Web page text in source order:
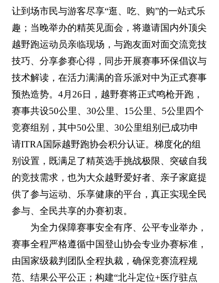
让到场市民与游客尽享“逛、吃、购”的一站式乐
趣；当晚举办的精英见面会，将邀请国内外顶尖
越野跑运动员亲临现场，与跑友面对面交流竞技
技巧、分享参赛心得，同步开展赛事环保倡议与
技术解读，在活力满满的音乐派对中为正式赛事
预热造势。4月26日，越野赛将正式鸣枪开跑，
赛事共设50公里、30公里、15公里、5公里四个
竞赛组别，其中50公里、30公里组别已成功申
请ITRA国际越野跑协会积分认证。梯度化的组
别设置，既满足了精英选手挑战极限、突破自我
的竞技需求，也为大众越野爱好者、亲子家庭提
供了参与运动、乐享健康的平台，真正实现全民
参与、全民共享的办赛初衷。
为全力保障赛事安全有序、公平专业举办，
赛事全程严格遵循中国登山协会专业办赛标准，
由国家级裁判团队全程执裁，确保竞赛流程规
范、结果公平公正；构建“北斗定位+医疗驻点